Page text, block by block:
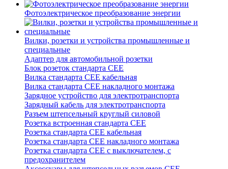
Фотоэлектрическое преобразование энергии
Вилки, розетки и устройства промышленные и
специальные
Адаптер для автомобильной розетки
Блок розеток стандарта CEE
Вилка стандарта CEE кабельная
Вилка стандарта CEE накладного монтажа
Зарядное устройство для электротранспорта
Зарядный кабель для электротранспорта
Разъем штепсельный круглый силовой
Розетка встроенная стандарта CEE
Розетка стандарта СЕЕ кабельная
Розетка стандарта СЕЕ накладного монтажа
Розетка стандарта СЕЕ с выключателем, с
предохранителем